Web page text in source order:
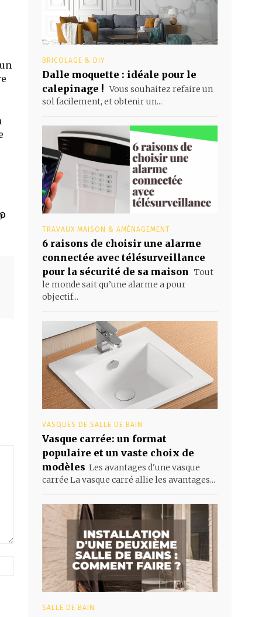
BRICOLAGE & DIY
Dalle moquette : idéale pour le
calepinage ! Vous souhaitez refaire un
sol facilement, et obtenir un...
TRAVAUX MAISON & AMÉNAGEMENT
6 raisons de choisir une alarme
connectée avec télésurveillance
pour la sécurité de sa maison
Tout
le monde sait qu’une alarme a pour
objectif...
VASQUES DE SALLE DE BAIN
Vasque carrée: un format
populaire et un vaste choix de
modèles Les avantages d'une vasque
carrée La vasque carré allie les avantages...
SALLE DE BAIN